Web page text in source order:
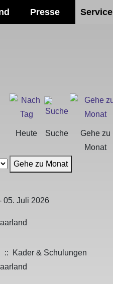
Presse Service
Heute Suche
Gehe zu
Monat
Gehe zu Monat
05. Juli 2026
:: Kader & Schulungen